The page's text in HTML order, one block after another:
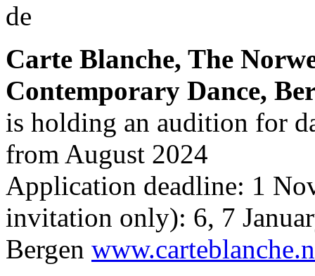
de
Carte Blanche, The
Contemporary Dance,
is holding an audition for
from August 2024
Application deadline: 1
invitation only): 6, 7
Bergen